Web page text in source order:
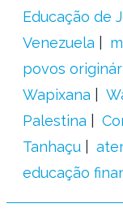
Educação de
Venezuela
povos
Wapixana
Palestina
Tanhaçu
educação